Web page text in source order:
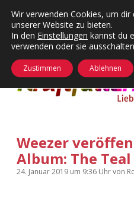
24
Die
Weezer
Album: The
24. Januar 2019 um 9:36 Uhrvon
Wir verwenden Cookies, um
unserer Website zu bieten.
In den Einstellungen kannst du
verwenden oder sie
Zustimmen Ablehnen